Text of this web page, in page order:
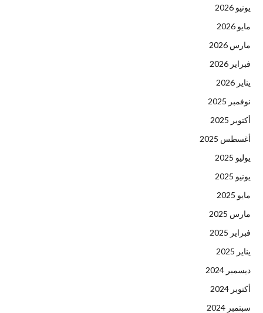
يونيو 2026
مايو 2026
مارس 2026
فبراير 2026
يناير 2026
نوفمبر 2025
أكتوبر 2025
أغسطس 2025
يوليو 2025
يونيو 2025
مايو 2025
مارس 2025
فبراير 2025
يناير 2025
ديسمبر 2024
أكتوبر 2024
سبتمبر 2024